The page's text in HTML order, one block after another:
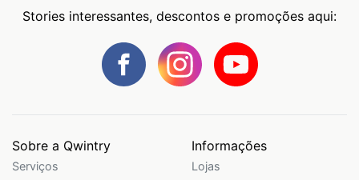
Stories interessantes, descontos e promoções aqui:
Sobre a Qwintry
Serviços
Informações
Lojas